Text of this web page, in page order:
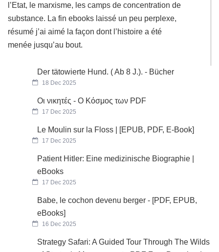
l’Etat, le marxisme, les camps de concentration de
substance. La fin ebooks laissé un peu perplexe,
résumé j’ai aimé la façon dont l’histoire a été
menée jusqu’au bout.
Der tätowierte Hund. ( Ab 8 J.). - Bücher
18 Dec 2025
Οι νικητές - Ο Κόσμος των PDF
17 Dec 2025
Le Moulin sur la Floss | [EPUB, PDF, E-Book]
17 Dec 2025
Patient Hitler: Eine medizinische Biographie |
eBooks
17 Dec 2025
Babe, le cochon devenu berger - [PDF, EPUB,
eBooks]
16 Dec 2025
Strategy Safari: A Guided Tour Through The Wilds